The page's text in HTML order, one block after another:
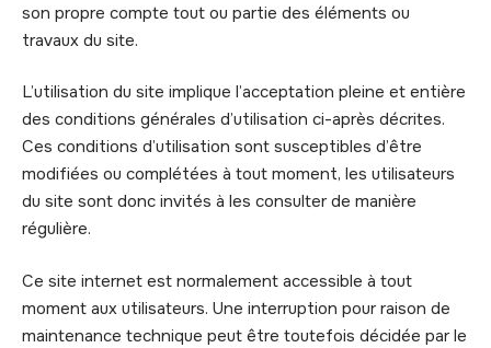
son propre compte tout ou partie des éléments ou
travaux du site.
L’utilisation du site implique l’acceptation pleine et entière
des conditions générales d’utilisation ci-après décrites.
Ces conditions d’utilisation sont susceptibles d’être
modifiées ou complétées à tout moment, les utilisateurs
du site sont donc invités à les consulter de manière
régulière.
Ce site internet est normalement accessible à tout
moment aux utilisateurs. Une interruption pour raison de
maintenance technique peut être toutefois décidée par le